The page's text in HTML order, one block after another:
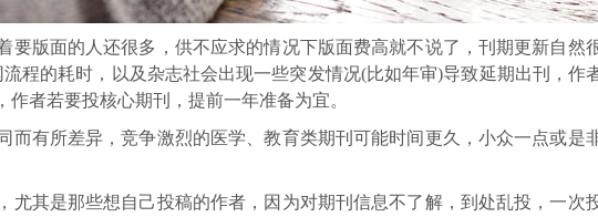
要版面的人还很多，供不应求的情况下版面费高就不说了，刊期更新自然
程的耗时，以及杂志社会出现一些突发情况(比如年审)导致延期出刊，作
者若要投核心期刊，提前一年准备为宜。
而有所差异，竞争激烈的医学、教育类期刊可能时间更久，小众一点或是
尤其是那些想自己投稿的作者，因为对期刊信息不了解，到处乱投，一次